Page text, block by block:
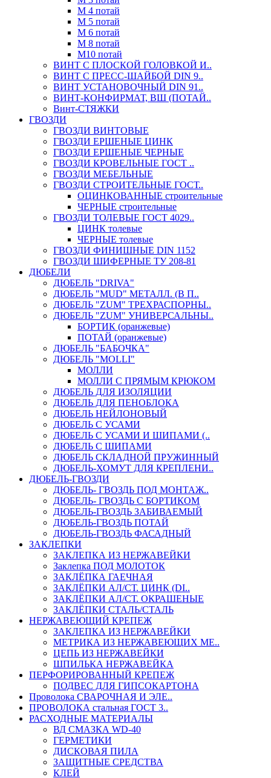
М 4 потай
М 5 потай
М 6 потай
М 8 потай
М10 потай
ВИНТ С ПЛОСКОЙ ГОЛОВКОЙ И..
ВИНТ С ПРЕСС-ШАЙБОЙ DIN 9..
ВИНТ УСТАНОВОЧНЫЙ DIN 91..
ВИНТ-КОНФИРМАТ, ВШ (ПОТАЙ..
Винт-СТЯЖКИ
ГВОЗДИ
ГВОЗДИ ВИНТОВЫЕ
ГВОЗДИ ЕРШЕНЫЕ ЦИНК
ГВОЗДИ ЕРШЕНЫЕ ЧЕРНЫЕ
ГВОЗДИ КРОВЕЛЬНЫЕ ГОСТ ..
ГВОЗДИ МЕБЕЛЬНЫЕ
ГВОЗДИ СТРОИТЕЛЬНЫЕ ГОСТ..
ОЦИНКОВАННЫЕ строительные
ЧЕРНЫЕ строительные
ГВОЗДИ ТОЛЕВЫЕ ГОСТ 4029..
ЦИНК толевые
ЧЕРНЫЕ толевые
ГВОЗДИ ФИНИШНЫЕ DIN 1152
ГВОЗДИ ШИФЕРНЫЕ ТУ 208-81
ДЮБЕЛИ
ДЮБЕЛЬ "DRIVA"
ДЮБЕЛЬ "MUD" МЕТАЛЛ. (В П..
ДЮБЕЛЬ "ZUM" ТРЕХРАСПОРНЫ..
ДЮБЕЛЬ "ZUM" УНИВЕРСАЛЬНЫ..
БОРТИК (оранжевые)
ПОТАЙ (оранжевые)
ДЮБЕЛЬ "БАБОЧКА"
ДЮБЕЛЬ "МOLLI"
МОЛЛИ
МОЛЛИ С ПРЯМЫМ КРЮКОМ
ДЮБЕЛЬ ДЛЯ ИЗОЛЯЦИИ
ДЮБЕЛЬ ДЛЯ ПЕНОБЛОКА
ДЮБЕЛЬ НЕЙЛОНОВЫЙ
ДЮБЕЛЬ С УСАМИ
ДЮБЕЛЬ С УСАМИ И ШИПАМИ (..
ДЮБЕЛЬ С ШИПАМИ
ДЮБЕЛЬ СКЛАДНОЙ ПРУЖИННЫЙ
ДЮБЕЛЬ-ХОМУТ ДЛЯ КРЕПЛЕНИ..
ДЮБЕЛЬ-ГВОЗДИ
ДЮБЕЛЬ- ГВОЗДЬ ПОД МОНТАЖ..
ДЮБЕЛЬ- ГВОЗДЬ С БОРТИКОМ
ДЮБЕЛЬ-ГВОЗДЬ ЗАБИВАЕМЫЙ
ДЮБЕЛЬ-ГВОЗДЬ ПОТАЙ
ДЮБЕЛЬ-ГВОЗДЬ ФАСАДНЫЙ
ЗАКЛЕПКИ
ЗАКЛЕПКА ИЗ НЕРЖАВЕЙКИ
Заклепка ПОД МОЛОТОК
ЗАКЛЁПКА ГАЕЧНАЯ
ЗАКЛЁПКИ АЛ/СТ. ЦИНК (DI..
ЗАКЛЁПКИ АЛ/СТ. ОКРАШЕНЫЕ
ЗАКЛЁПКИ СТАЛЬ/СТАЛЬ
НЕРЖАВЕЮЩИЙ КРЕПЕЖ
ЗАКЛЕПКА ИЗ НЕРЖАВЕЙКИ
МЕТРИКА ИЗ НЕРЖАВЕЮЩИХ МЕ..
ЦЕПЬ ИЗ НЕРЖАВЕЙКИ
ШПИЛЬКА НЕРЖАВЕЙКА
ПЕРФОРИРОВАННЫЙ КРЕПЕЖ
ПОДВЕС ДЛЯ ГИПСОКАРТОНА
Проволока СВАРОЧНАЯ И ЭЛЕ..
ПРОВОЛОКА стальная ГОСТ 3..
РАСХОДНЫЕ МАТЕРИАЛЫ
ВД СМАЗКА WD-40
ГЕРМЕТИКИ
ДИСКОВАЯ ПИЛА
ЗАЩИТНЫЕ СРЕДСТВА
КЛЕЙ